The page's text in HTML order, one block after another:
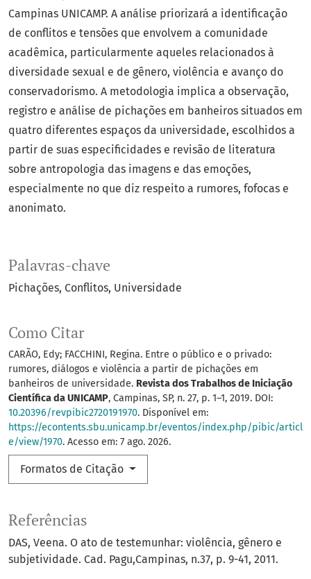
Palavras-chave
Pichações Conflitos Universidade
Como Citar
CARÃO, Edy; FACCHINI, Regina. Entre o público e o privado:
rumores, diálogos e violência a partir de pichações em
banheiros de universidade. Revista dos Trabalhos de Iniciação
Científica da UNICAMP, Campinas, SP, n. 27, p. 1–1, 2019. DOI:
10.20396/revpibic2720191970. Disponível em:
https://econtents.sbu.unicamp.br/eventos/index.php/pibic/articl
e/view/1970. Acesso em: 7 ago. 2026.
Formatos de Citação
Campinas UNICAMP. A análise priorizará a identificação
de conflitos e tensões que envolvem a comunidade
acadêmica, particularmente aqueles relacionados à
diversidade sexual e de gênero, violência e avanço do
conservadorismo. A metodologia implica a observação,
registro e análise de pichações em banheiros situados em
quatro diferentes espaços da universidade, escolhidos a
partir de suas especificidades e revisão de literatura
sobre antropologia das imagens e das emoções,
especialmente no que diz respeito a rumores, fofocas e
anonimato.
Referências
DAS, Veena. O ato de testemunhar: violência, gênero e
subjetividade. Cad. Pagu,Campinas, n.37, p. 9-41, 2011.